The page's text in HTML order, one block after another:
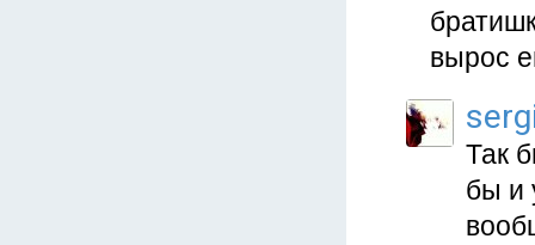
вырос
Так
бы и